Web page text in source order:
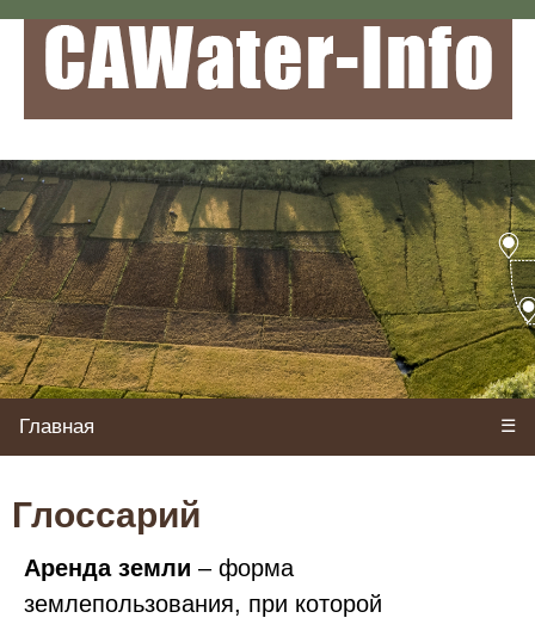
Главная ☰
Глоссарий
Аренда земли – форма
землепользования, при которой